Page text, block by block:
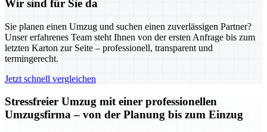
Wir sind für Sie da
Sie planen einen Umzug und suchen einen zuverlässigen Partner?
Unser erfahrenes Team steht Ihnen von der ersten Anfrage bis zum
letzten Karton zur Seite – professionell, transparent und
termingerecht.
Jetzt schnell vergleichen
Stressfreier Umzug mit einer professionellen
Umzugsfirma – von der Planung bis zum Einzug